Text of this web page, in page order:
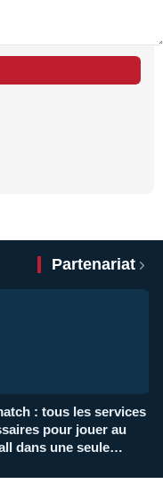
Partenariat
: tous les services
pour jouer au
dans une seule